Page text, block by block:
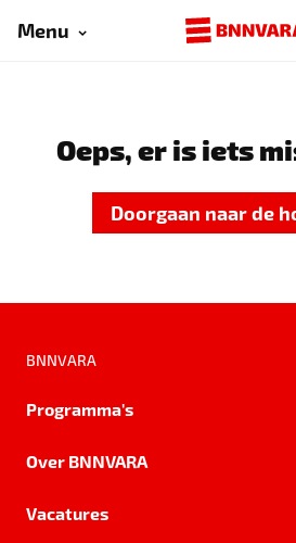
Menu
Oeps, er is iets
Doorgaan naar de
BNNVARA
Programma's
Over BNNVARA
Vacatures